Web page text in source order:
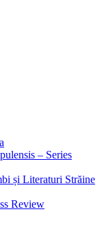
– Series
și Literaturi Străine
Review